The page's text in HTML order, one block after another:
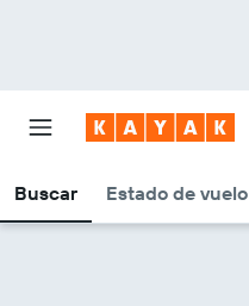
Buscar Estado de vuelo